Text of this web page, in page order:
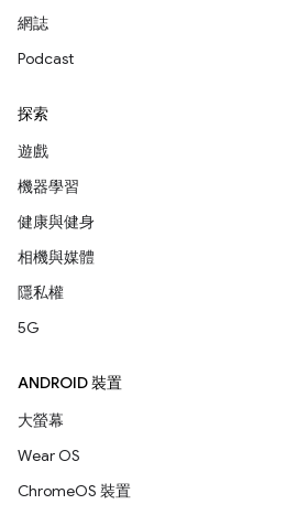
網誌
Podcast
探索
遊戲
機器學習
健康與健身
相機與媒體
隱私權
5G
ANDROID 裝置
大螢幕
Wear OS
ChromeOS 裝置